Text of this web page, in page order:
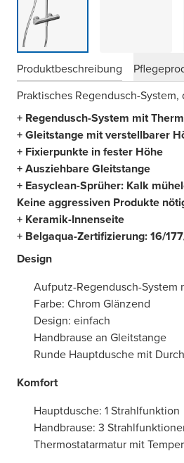
Produktbeschreibung
Praktisches Regendusch-
+ Regendusch-System mit
+ Gleitstange mit verstellbarer
+ Fixierpunkte in fester Höhe
+ Ausziehbare Gleitstange
+ Easyclean-Sprüher: Kalk
Keine aggressiven Produkte
+ Keramik-Innenseite
+ Belgaqua-Zertifizierung: 16/
Design
Aufputz-Regendusch-System
Farbe: Chrom Glänzend
Design: einfach
Handbrause an Gleitstange
Runde Hauptdusche mit
Komfort
Hauptdusche: 1 Strahlfunktion
Handbrause: 3
Thermostatarmatur mit